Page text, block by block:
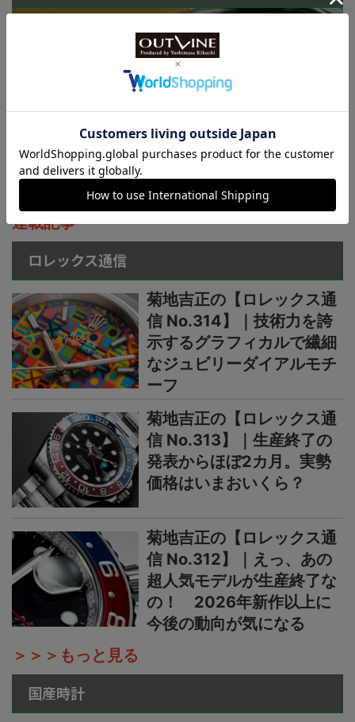
連載記事
ロレックス通信
菊地吉正の【ロレックス通
信 No.314】｜技術力を誇
示するグラフィカルで繊細
なジュビリーダイアルモチ
ーフ
菊地吉正の【ロレックス通
信 No.313】｜生産終了の
発表からほぼ2カ月。実勢
価格はいまおいくら？
菊地吉正の【ロレックス通
信 No.312】｜えっ、あの
超人気モデルが生産終了な
の！ 2026年新作以上に
今後の動向が気になる
＞＞＞もっと見る
国産時計